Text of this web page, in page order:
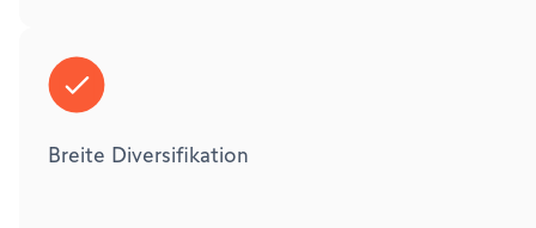
Breite Diversifikation